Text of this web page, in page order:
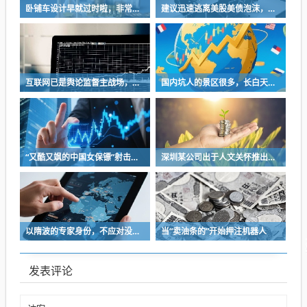
卧铺车设计早就过时啦，非常不具备人性化 建议迅速逃离美股美债泡沫，AI正加速而非延缓其泡沫破裂
互联网已是舆论监督主战场，让我们用这五点珍惜它 国内坑人的景区很多，长白天池只是其中被坑印象最深的那一个
“又酷又飒的中国女保镖”射击夺冠 深圳某公司出于人文关怀推出内部托管，结果无孩单身员工举报了，核心理由有两个
以隋波的专家身份，不应对没统一标准的口味指手画脚，依仗专家身份欺负一线厨师 当“卖油条的”开始押注机器人
发表评论